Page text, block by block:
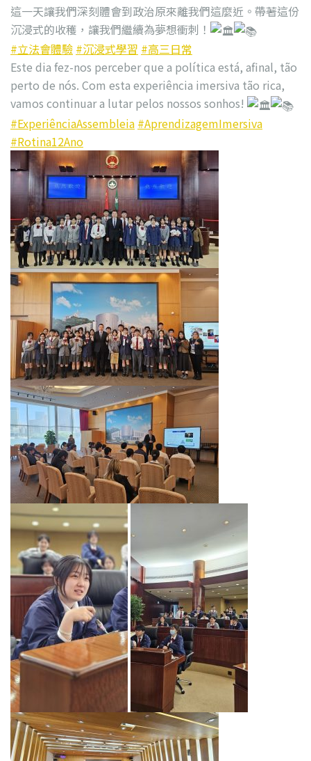
這一天讓我們深刻體會到政治原來離我們這麼近。帶著這份
沉浸式的收穫，讓我們繼續為夢想衝刺！
#立法會體驗 #沉浸式學習 #高三日常
Este dia fez-nos perceber que a política está, afinal, tão
perto de nós. Com esta experiência imersiva tão rica,
vamos continuar a lutar pelos nossos sonhos!
#ExperiênciaAssembleia #AprendizagemImersiva
#Rotina12Ano